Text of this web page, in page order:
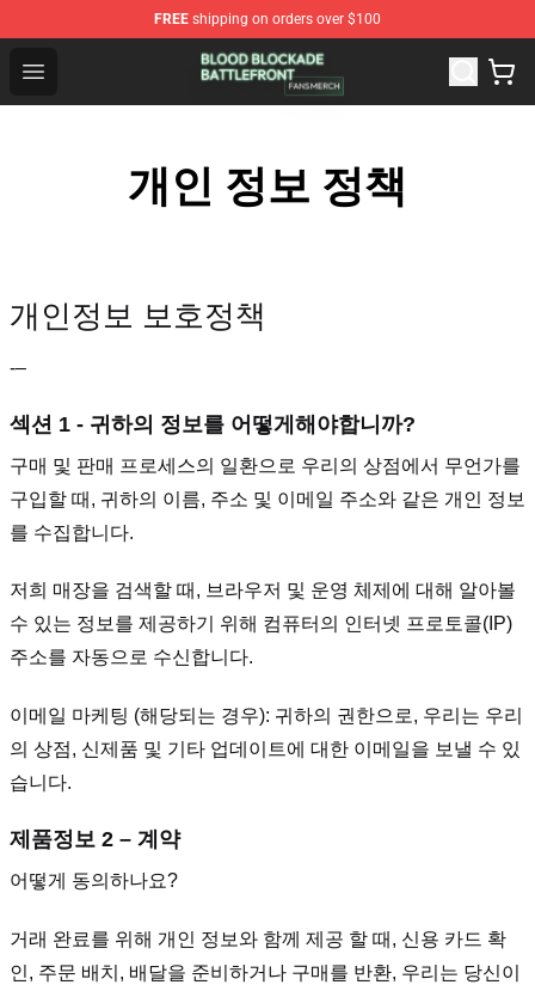
FREE shipping on orders over $100
Open menu
Blood Blockade Battlefront Shop - Official Blood
개인 정보 정책
개인정보 보호정책
-–
섹션 1 - 귀하의 정보를 어떻게해야합니까?
구매 및 판매 프로세스의 일환으로 우리의 상점에서 무언가를
구입할 때, 귀하의 이름, 주소 및 이메일 주소와 같은 개인 정보
를 수집합니다.
저희 매장을 검색할 때, 브라우저 및 운영 체제에 대해 알아볼
수 있는 정보를 제공하기 위해 컴퓨터의 인터넷 프로토콜(IP)
주소를 자동으로 수신합니다.
이메일 마케팅 (해당되는 경우): 귀하의 권한으로, 우리는 우리
의 상점, 신제품 및 기타 업데이트에 대한 이메일을 보낼 수 있
습니다.
제품정보 2 – 계약
어떻게 동의하나요?
거래 완료를 위해 개인 정보와 함께 제공 할 때, 신용 카드 확
인, 주문 배치, 배달을 준비하거나 구매를 반환, 우리는 당신이